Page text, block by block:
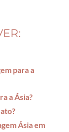
para a
a Ásia?
Ásia em